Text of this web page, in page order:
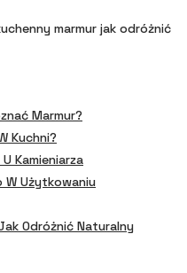
marmur jak odróżnić
Marmur?
Kuchni?
Kamieniarza
W Użytkowaniu
Odróżnić Naturalny